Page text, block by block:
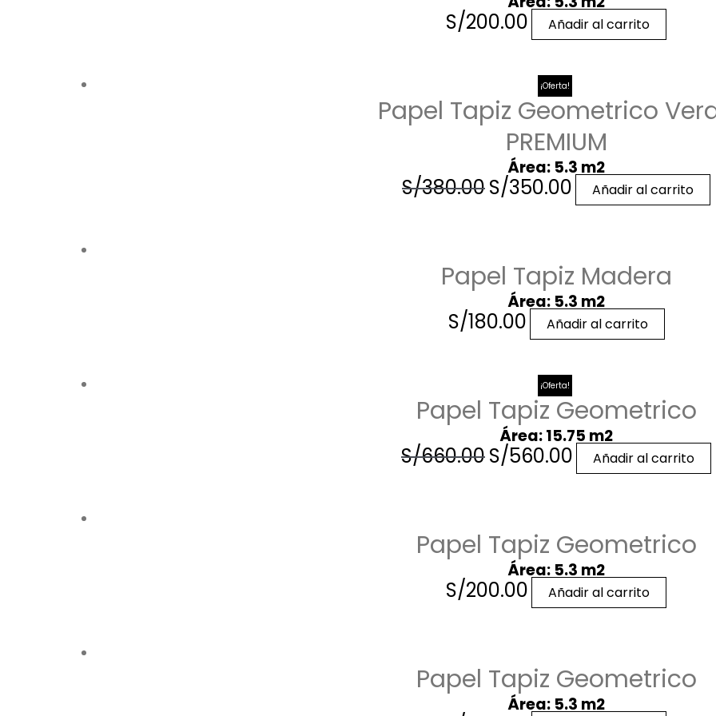
S/200.00 Añadir al carrito
¡Oferta!
Papel Tapiz Geometrico
PREMIUM
Área: 5.3 m2
S/380.00S/350.00 Añadir al carrito
Papel Tapiz Madera
Área: 5.3 m2
S/180.00 Añadir al carrito
¡Oferta!
Papel Tapiz Geometrico
Área: 15.75 m2
S/660.00S/560.00 Añadir al carrito
Papel Tapiz Geometrico
Área: 5.3 m2
S/200.00 Añadir al carrito
Papel Tapiz Geometrico
Área: 5.3 m2